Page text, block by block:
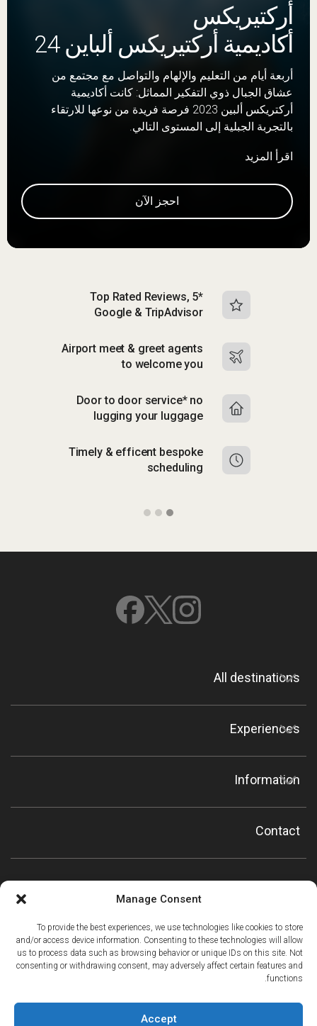
Manage Consent
To provide the best experiences, we use technologies like cookies to store
and/or access device information. Consenting to these technologies will allow
us to process data such as browsing behavior or unique IDs on this site. Not
consenting or withdrawing consent, may adversely affect certain features and
functions.
Accept
أركتيريكس
أكاديمية أركتيريكس ألباين 24
أربعة أيام من التعليم والإلهام والتواصل مع مجتمع من
عشاق الجبال ذوي التفكير المماثل: كانت أكاديمية
أركتريكس ألبين 2023 فرصة فريدة من نوعها للارتقاء
بالتجربة الجبلية إلى المستوى التالي.
اقرأ المزيد
احجز الآن
Top Rated Reviews, 5*
Google & TripAdvisor
Airport meet & greet agents
to welcome you
Door to door service* no
lugging your luggage
Timely & efficent bespoke
scheduling
All destinations
Experiences
Information
Contact